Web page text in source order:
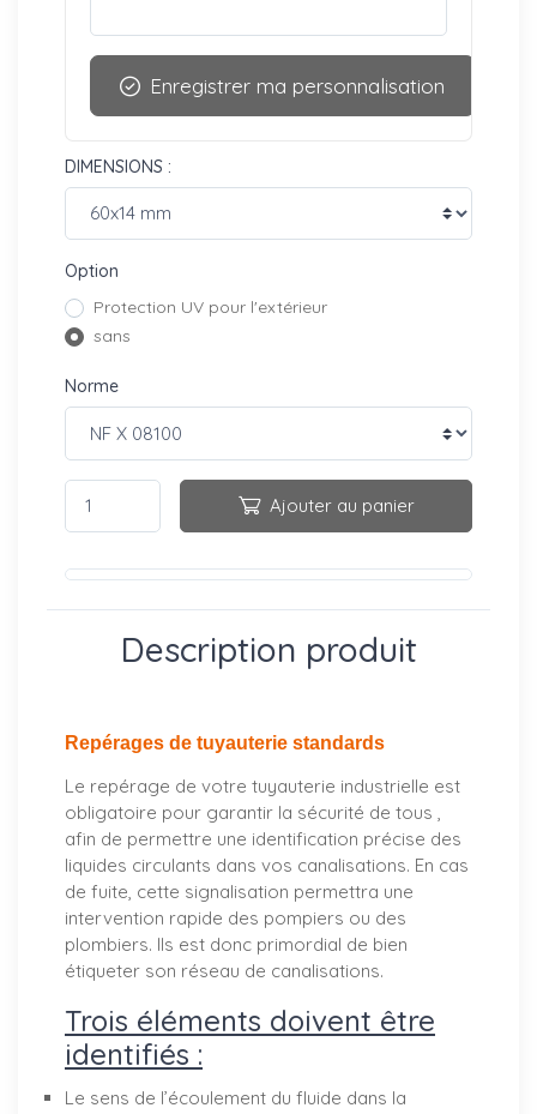
Enregistrer ma personnalisation
DIMENSIONS :
Option
Protection UV pour l'extérieur
sans
Norme
Ajouter au panier
Description produit
Repérages de tuyauterie standards
Le repérage de votre tuyauterie industrielle est
obligatoire pour garantir la sécurité de tous ,
afin de permettre une identification précise des
liquides circulants dans vos canalisations. En cas
de fuite, cette signalisation permettra une
intervention rapide des pompiers ou des
plombiers. Ils est donc primordial de bien
étiqueter son réseau de canalisations.
Trois éléments doivent être
identifiés :
Le sens de l’écoulement du fluide dans la